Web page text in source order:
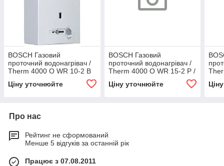
BOSCH Газовий
проточний водонагрівач /
Therm 4000 O WR 10-2 B
Ціну уточнюйте
BOSCH Газовий
проточний водонагрівач /
Therm 4000 O WR 15-2 P /
Ціну уточнюйте
Про нас
Рейтинг не сформований
Менше 5 відгуків за останній рік
Працює з 07.08.2011